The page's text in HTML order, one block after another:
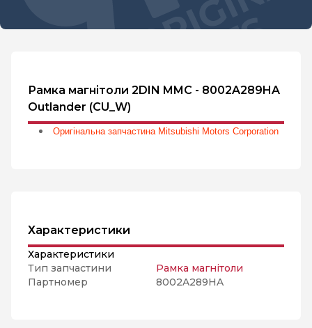
Рамка магнітоли 2DIN MMC - 8002A289HA
Outlander (CU_W)
Оригінальна запчастина Mitsubishi Motors Corporation
Характеристики
Характеристики
Тип запчастини
Рамка магнітоли
Партномер
8002A289HA